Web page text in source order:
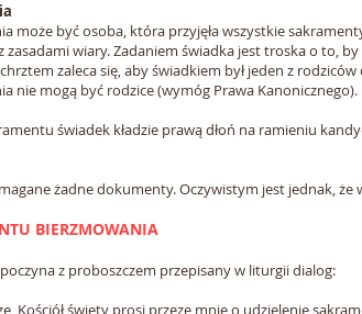
może być osoba, która przyjęła wszystkie
zasadami wiary. Zadaniem świadka jest troska o to,
zaleca się, aby świadkiem był jeden z
nie mogą być rodzice (wymóg Prawa Kanonicznego).
świadek kładzie prawą dłoń na ramieniu
żadne dokumenty. Oczywistym jest jednak,
BIERZMOWANIA
z proboszczem przepisany w liturgii dialog:
Kościół święty prosi przeze mnie o udzielenie